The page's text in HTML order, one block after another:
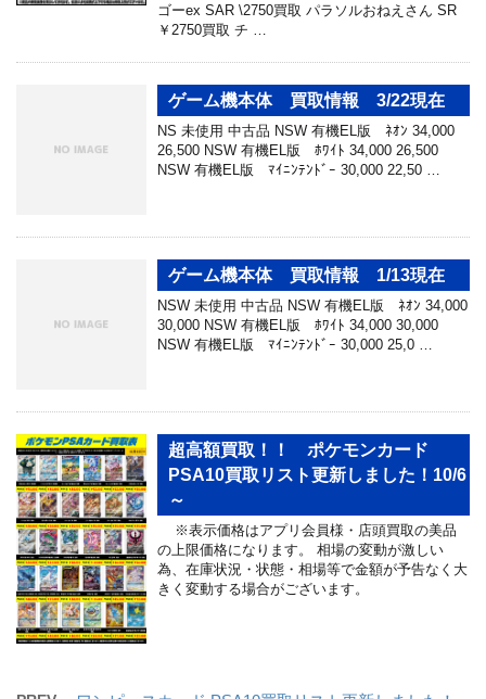
ゴーex SAR \2750買取 パラソルおねえさん SR
￥2750買取 チ …
ゲーム機本体 買取情報 3/22現在
NS 未使用 中古品 NSW 有機EL版 ﾈｵﾝ 34,000
26,500 NSW 有機EL版 ﾎﾜｲﾄ 34,000 26,500
NSW 有機EL版 ﾏｲﾆﾝﾃﾝﾄﾞｰ 30,000 22,50 …
ゲーム機本体 買取情報 1/13現在
NSW 未使用 中古品 NSW 有機EL版 ﾈｵﾝ 34,000
30,000 NSW 有機EL版 ﾎﾜｲﾄ 34,000 30,000
NSW 有機EL版 ﾏｲﾆﾝﾃﾝﾄﾞｰ 30,000 25,0 …
超高額買取！！ ポケモンカード
PSA10買取リスト更新しました！10/6
～
※表示価格はアプリ会員様・店頭買取の美品
の上限価格になります。 相場の変動が激しい
為、在庫状況・状態・相場等で金額が予告なく大
きく変動する場合がございます。